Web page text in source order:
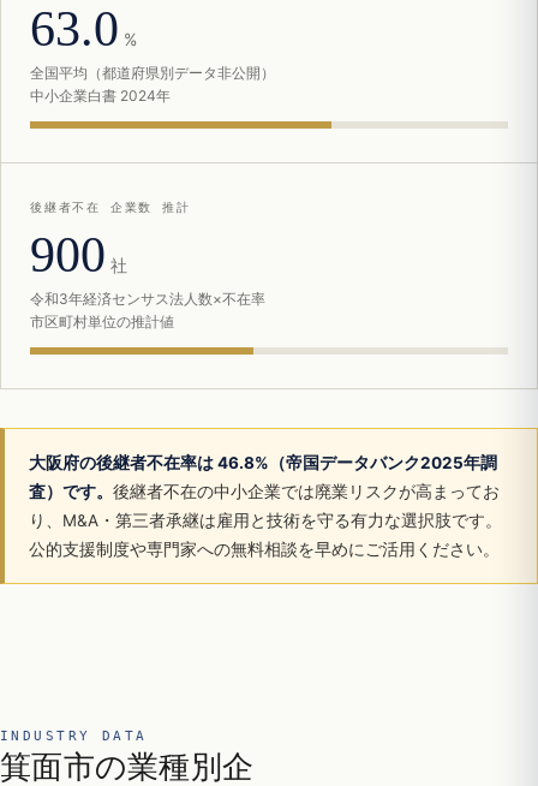
63.0 %
全国平均（都道府県別データ非公開）
中小企業白書 2024年
後継者不在 企業数 推計
900 社
令和3年経済センサス法人数×不在率
市区町村単位の推計値
大阪府の後継者不在率は 46.8%（帝国データバンク2025年調
査）です。 後継者不在の中小企業では廃業リスクが高まってお
り、M&A・第三者承継は雇用と技術を守る有力な選択肢です。
公的支援制度や専門家への無料相談を早めにご活用ください。
INDUSTRY DATA
箕面市の業種別企